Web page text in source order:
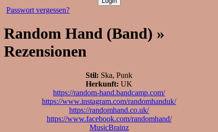
Passwort vergessen?
Random Hand (Band) »
Rezensionen
Stil: Ska, Punk
Herkunft: UK
https://random-hand.bandcamp.com/
https://www.instagram.com/randomhanduk/
https://randomhand.co.uk/
https://www.facebook.com/randomhand/
MusicBrainz